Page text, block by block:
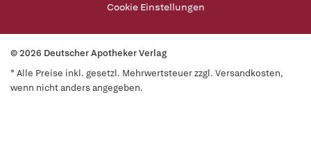
Cookie Einstellungen
© 2026 Deutscher Apotheker Verlag
* Alle Preise inkl. gesetzl. Mehrwertsteuer zzgl. Versandkosten,
wenn nicht anders angegeben.